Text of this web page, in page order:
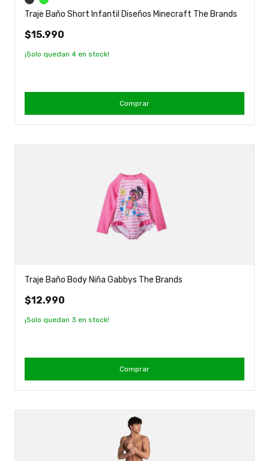
Traje Baño Short Infantil Diseños Minecraft The Brands
$15.990
¡Solo quedan 4 en stock!
Comprar
Traje Baño Body Niña Gabbys The Brands
$12.990
¡Solo quedan 3 en stock!
Comprar